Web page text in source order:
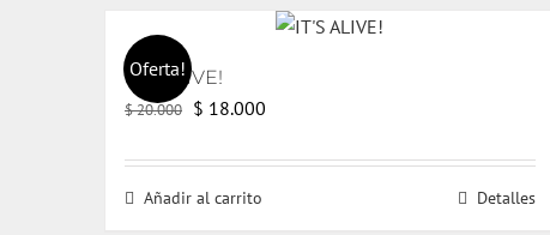
Oferta!
IT’S ALIVE!
$20.000 El
original
era:
$ 18.000
actual
Añadir al carrito Detalles